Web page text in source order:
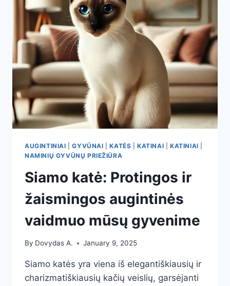
AUGINTINIAI |GYVŪNAI |KATĖS |KATINAI |KATINIAI
NAMINIŲ GYVŪNŲ PRIEŽIŪRA
Siamo katė: Protingos ir
žaismingos augintinės
vaidmuo mūsų gyvenime
By Dovydas A. January 9, 2025
Siamo katės yra viena iš elegantiškiausių ir
charizmatiškiausių kačių veislių, garsėjanti